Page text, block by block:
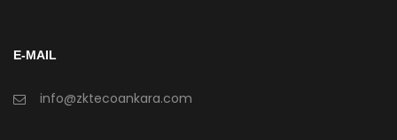
E-MAIL
info@zktecoankara.com